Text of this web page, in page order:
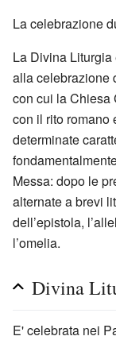
La celebrazione
La Divina
alla celebrazione
con cui la Chiesa
con il rito romano
determinate
Messa: dopo le
alternate a brevi
dell’epistola,
l’omelia.
Divina
E' celebrata nei